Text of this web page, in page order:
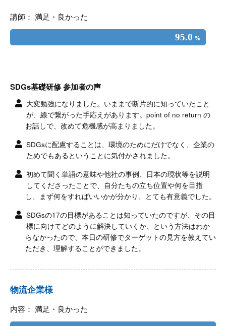
講師： 満足・良かった
95.0 %
SDGs基礎研修 参加者の声
大変勉強になりました。いままで断片的に知っていたこと
が、線で繋がった手応えがあります。point of no return の
お話しで、改めて危機感が高まりました。
SDGsに配慮することは、環境のためにだけでなく、企業の
ためでもあるということに気付かされました。
初めて聞く単語の意味や他社の事例、日本の現状等を説明
してくださったことで、自分たちの立ち位置や何を目指
し、まず何をすればいいかが分かり、とても有意義でした。
SDGsの17の目標があることは知っていたのですが、その目
標に向けてどのように解決していくか、という方法はわか
らなかったので、本日の研修でターゲットの見方を教えてい
ただき、理解することができました。
物流企業様
内容： 満足・良かった